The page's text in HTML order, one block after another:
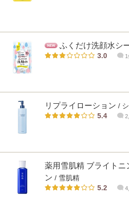
ふくだけ洗顔水シ
3.0
リプライローション /
5.4
薬用雪肌精 ブライトニ
ン / 雪肌精
5.2